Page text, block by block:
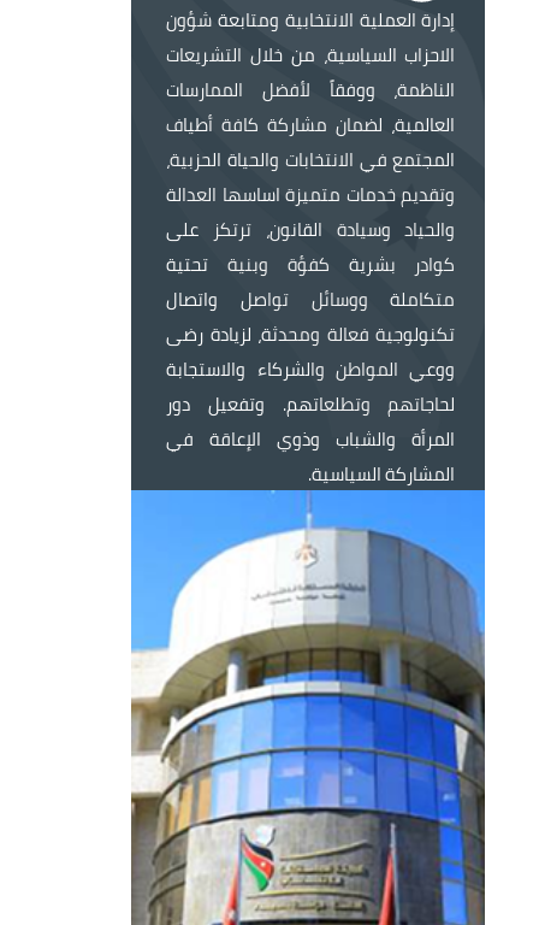
إدارة العملية الانتخابية ومتابعة شؤون
الاحزاب السياسية، من خلال التشريعات
الناظمة، ووفقاً لأفضل الممارسات
العالمية، لضمان مشاركة كافة أطياف
المجتمع في الانتخابات والحياة الحزبية،
وتقديم خدمات متميزة اساسها العدالة
والحياد وسيادة القانون، ترتكز على
كوادر بشرية كفؤة وبنية تحتية
متكاملة ووسائل تواصل واتصال
تكنولوجية فعالة ومحدثة، لزيادة رضى
ووعي المواطن والشركاء والاستجابة
لحاجاتهم وتطلعاتهم. وتفعيل دور
المرأة والشباب وذوي الإعاقة في
المشاركة السياسية.